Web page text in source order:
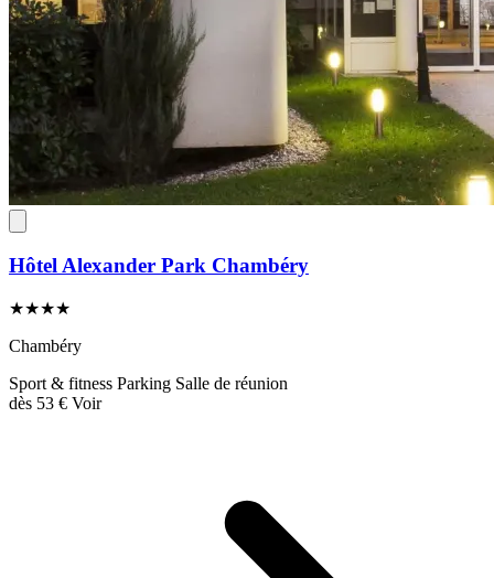
Hôtel Alexander Park Chambéry
★★★★
Chambéry
Sport & fitness Parking Salle de réunion
dès 53 € Voir